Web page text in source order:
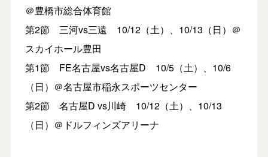
＠豊橋市総合体育館
第2節 三河vs三遠 10/12（土）、10/13（日）＠
スカイホール豊田
第1節 FE名古屋vs名古屋D 10/5（土）、10/6
（日）＠名古屋市稲永スポーツセンター
第2節 名古屋D vs川崎 10/12（土）、10/13
（日）＠ドルフィンズアリーナ